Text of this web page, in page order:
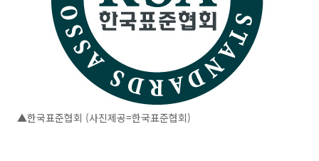
▲한국표준협회 (사진제공=한국표준협회)